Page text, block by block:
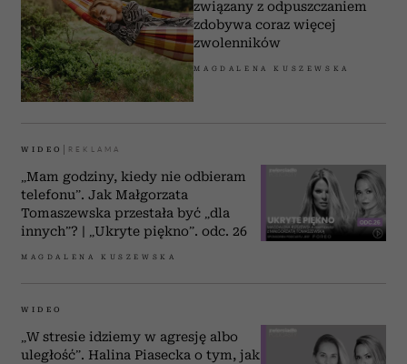
związany z odpuszczaniem
zdobywa coraz więcej
zwolenników
MAGDALENA KUSZEWSKA
WIDEO
„Mam godziny, kiedy nie odbieram
telefonu”. Jak Małgorzata
Tomaszewska przestała być „dla
innych”? | „Ukryte piękno”. odc. 26
MAGDALENA KUSZEWSKA
WIDEO
„W stresie idziemy w agresję albo
uległość”. Halina Piasecka o tym, jak